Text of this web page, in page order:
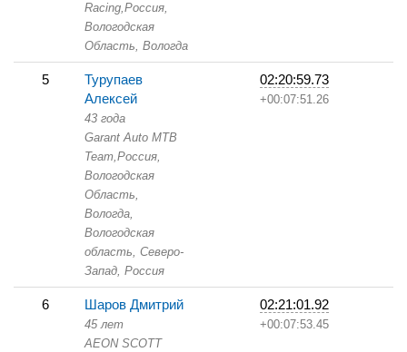
Racing,Россия,
Вологодская
Область, Вологда
5
Турупаев
Алексей
43 года
Garant Auto MTB
Team,Россия,
Вологодская
Область,
Вологда,
Вологодская
область, Северо-
Запад, Россия
02:20:59.73
+00:07:51.26
6 Шаров Дмитрий
45 лет
AEON SCOTT
02:21:01.92
+00:07:53.45